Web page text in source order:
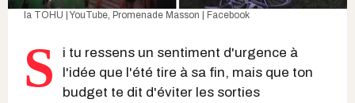
la TOHU | YouTube Promenade Masson | Facebook
S
i tu ressens un sentiment d'urgence à
l'idée que l'été tire à sa fin, mais que ton
budget te dit d'éviter les sorties